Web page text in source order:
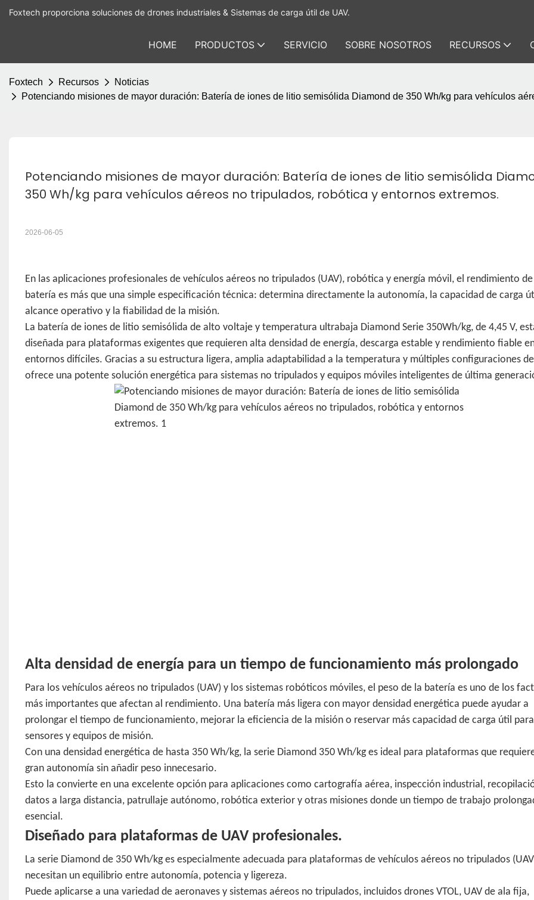
Foxtech proporciona soluciones de drones industriales & Sistemas de carga útil de UAV.
HOME PRODUCTOS SERVICIO SOBRE NOSOTROS RECURSOS
Foxtech Recursos
Noticias
Potenciando misiones de mayor duración: Batería de iones de litio semisólida Diamond de 350 Wh/kg para vehículos
Potenciando misiones de mayor duración: Batería de iones de litio semisólida
350 Wh/kg para vehículos aéreos no tripulados, robótica y entornos extremos.
2026-06-05
En las aplicaciones profesionales de vehículos aéreos no tripulados (UAV), robótica y energía móvil, el rendimiento
batería es más que una simple especificación técnica: determina directamente la autonomía, la capacidad de carga
alcance operativo y la fiabilidad de la misión.
La batería de iones de litio semisólida de alto voltaje y temperatura ultrabaja Diamond Serie 350Wh/kg, de 4,45 V,
diseñada para plataformas exigentes que requieren alta densidad de energía, descarga estable y rendimiento fiable
entornos difíciles. Gracias a su estructura ligera, amplia adaptabilidad a la temperatura y múltiples configuraciones
ofrece una potente solución energética para sistemas no tripulados y equipos móviles inteligentes de última
Alta densidad de energía para un tiempo de funcionamiento más prolongado
Para los vehículos aéreos no tripulados (UAV) y los sistemas robóticos móviles, el peso de la batería es uno de los
más importantes que afectan al rendimiento. Una batería más ligera con mayor densidad energética puede ayudar a
prolongar el tiempo de funcionamiento, mejorar la eficiencia de la misión o reservar más capacidad de carga útil para
sensores y equipos de misión.
Con una densidad energética de hasta 350 Wh/kg, la serie Diamond 350 Wh/kg es ideal para plataformas que
gran autonomía sin añadir peso innecesario.
Esto la convierte en una excelente opción para aplicaciones como cartografía aérea, inspección industrial,
datos a larga distancia, patrullaje autónomo, robótica exterior y otras misiones donde un tiempo de trabajo
esencial.
Diseñado para plataformas de UAV profesionales.
La serie Diamond de 350 Wh/kg es especialmente adecuada para plataformas de vehículos aéreos no tripulados
necesitan un equilibrio entre autonomía, potencia y ligereza.
Puede aplicarse a una variedad de aeronaves y sistemas aéreos no tripulados, incluidos drones VTOL, UAV de ala fija,